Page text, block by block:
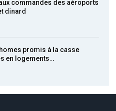
commandes des aéroports
dinard
promis à la casse
en logements…